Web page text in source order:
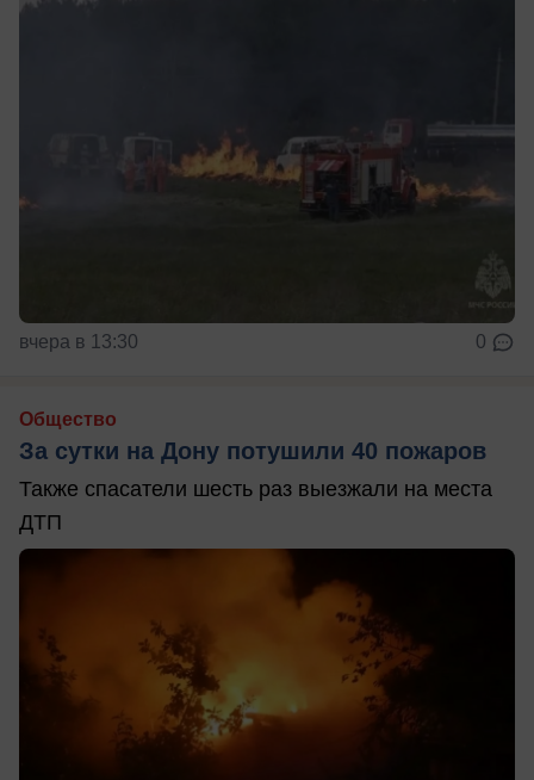
вчера в 13:30 0
Общество
За сутки на Дону потушили 40 пожаров
Также спасатели шесть раз выезжали на места
ДТП